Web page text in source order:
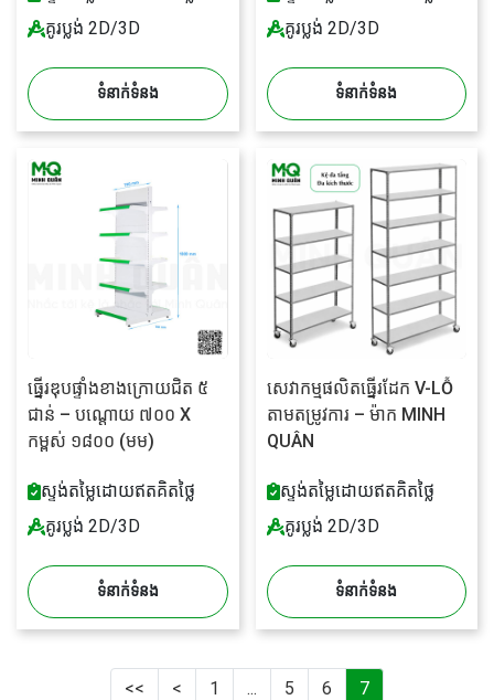
គូរប្លង់ 2D/3D
ទំនាក់ទំនង
គូរប្លង់ 2D/3D
ទំនាក់ទំនង
ធ្នើរឌុបផ្ទាំងខាងក្រោយជិត ៥
ជាន់ – បណ្តោយ ៧០០ X
កម្ពស់ ១៨០០ (មម)
ស្ទង់តម្លៃដោយឥតគិតថ្លៃ
គូរប្លង់ 2D/3D
ទំនាក់ទំនង
សេវាកម្មផលិតធ្នើរដែក V-LỖ
តាមតម្រូវការ – ម៉ាក MINH
QUÂN
ស្ទង់តម្លៃដោយឥតគិតថ្លៃ
គូរប្លង់ 2D/3D
ទំនាក់ទំនង
<< < 1 ... 5 6 7